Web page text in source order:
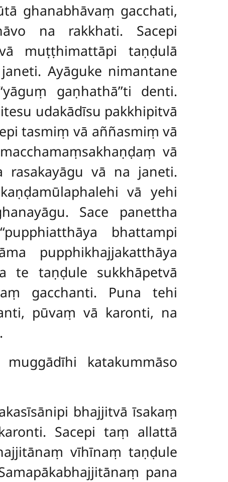
ghanabhāvaṃ gacchati,
na rakkhati. Sacepi
muṭṭhimattāpi taṇḍulā
Ayāguke nimantane
gaṇhathā’’ti denti.
udakādīsu pakkhipitvā
tasmiṃ vā aññasmiṃ vā
vā
rasakayāgu vā na janeti.
vā yehi
Sace panettha
bhattampi
pupphikhajjakatthāya
te taṇḍule sukkhāpetvā
gacchanti. Puna tehi
pūvaṃ vā karonti, na
katakummāso
bhajjitvā īsakaṃ
Sacepi taṃ allattā
vīhīnaṃ taṇḍule
pana